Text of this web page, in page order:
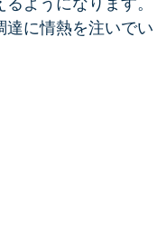
に情熱を注いでい